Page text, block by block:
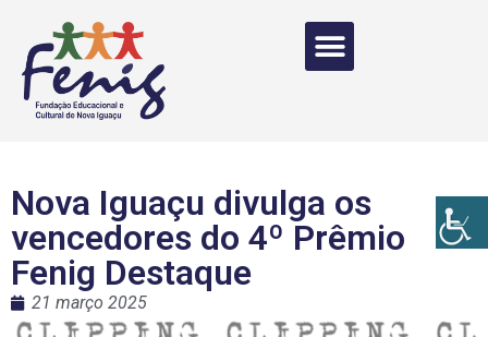
Nova Iguaçu divulga os
vencedores do 4º Prêmio
Fenig Destaque
21 março 2025